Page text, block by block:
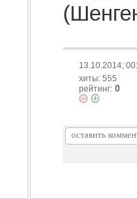
13.10.2014;
хиты: 555
рейтинг: 0